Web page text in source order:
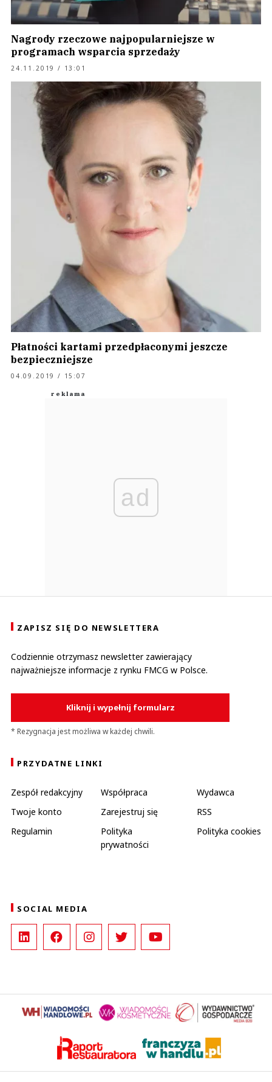
Nagrody rzeczowe najpopularniejsze w
programach wsparcia sprzedaży
24.11.2019 / 13:01
Płatności kartami przedpłaconymi jeszcze
bezpieczniejsze
04.09.2019 / 15:07
ad
ZAPISZ SIĘ DO NEWSLETTERA
Codziennie otrzymasz newsletter zawierający
najważniejsze informacje z rynku FMCG w Polsce.
Kliknij i wypełnij formularz
* Rezygnacja jest możliwa w każdej chwili.
PRZYDATNE LINKI
Zespół redakcyjny Współpraca
Wydawca
Twoje konto
Zarejestruj się
RSS
Regulamin
Polityka
prywatności
Polityka cookies
SOCIAL MEDIA